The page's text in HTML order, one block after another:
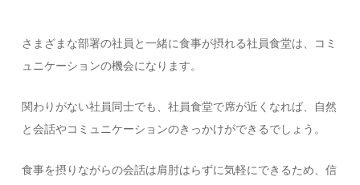
さまざまな部署の社員と一緒に食事が摂れる社員食堂は、コミ
ュニケーションの機会になります。
関わりがない社員同士でも、社員食堂で席が近くなれば、自然
と会話やコミュニケーションのきっかけができるでしょう。
食事を摂りながらの会話は肩肘はらずに気軽にできるため、信